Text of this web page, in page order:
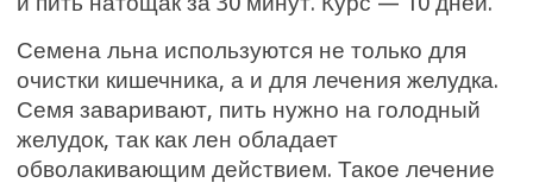
Семена льна используются не только для
очистки кишечника, а и для лечения желудка.
Семя заваривают, пить нужно на голодный
желудок, так как лен обладает
обволакивающим действием. Такое лечение